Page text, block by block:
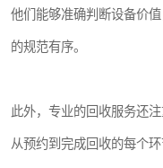
他们能够准确判断设备价
的规范有序。
此外，专业的回收服务还注
从预约到完成回收的每个